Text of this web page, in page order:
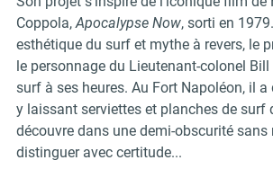
Coppola,Apocalypse Now, sorti en
esthétique du surf et mythe à revers, le
le personnage du Lieutenant-colonel
surf à ses heures. Au Fort Napoléon, il
y laissant serviettes et planches de surf
découvre dans une demi-obscurité sans
distinguer avec certitude...